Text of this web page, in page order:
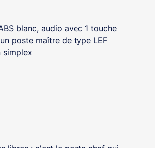
blanc, audio avec 1 touche
poste maître de type LEF
simplex